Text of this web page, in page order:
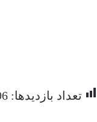
تعداد بازدیدها: